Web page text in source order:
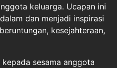
keluarga. Ucapan ini
dan menjadi inspirasi
kesejahteraan,
sesama anggota